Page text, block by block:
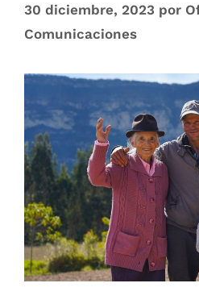
30 diciembre, 2023 por
Comunicaciones